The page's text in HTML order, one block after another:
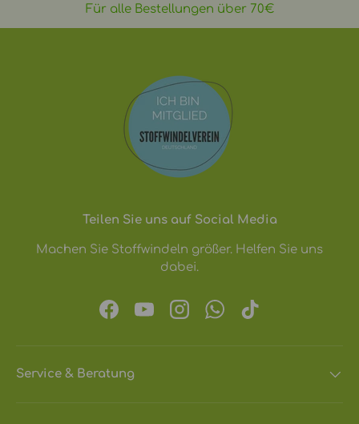
Für alle Bestellungen über 70€
Teilen Sie uns auf Social Media
Machen Sie Stoffwindeln größer. Helfen Sie uns
dabei.
FacebookYouTubeInstagramWhatsApp
TikTok
Service & Beratung